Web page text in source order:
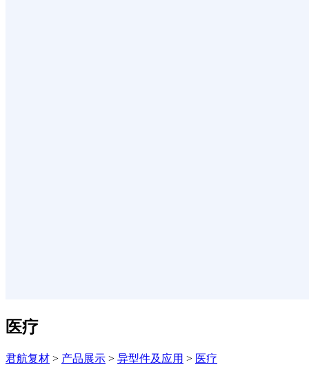
医疗
君航复材 > 产品展示 > 异型件及应用 > 医疗